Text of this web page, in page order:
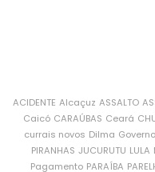
ACIDENTE Alcaçuz ASSALTO
Caicó CARAÚBAS Ceará
currais novos Dilma
PIRANHAS JUCURUTU LULA
Pagamento PARAÍBA